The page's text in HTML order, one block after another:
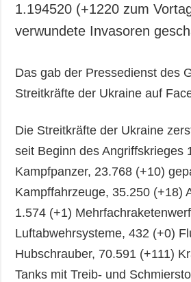
1.194520 (+1220 zum
verwundete Invasoren
Das gab der Pressedienst des
Streitkräfte der Ukraine auf
Die Streitkräfte der Ukraine
seit Beginn des Angriffskrieges
Kampfpanzer, 23.768 (+10)
Kampffahrzeuge, 35.250 (+18)
1.574 (+1)
Luftabwehrsysteme, 432 (+0)
Hubschrauber, 70.591 (+111)
Tanks mit Treib- und